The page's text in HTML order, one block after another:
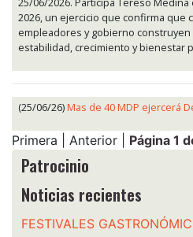
2026, un ejercicio que confirma que
empleadores y gobierno
estabilidad, crecimiento y bienestar
(25/06/26)Mas de 40 MDP ejercerá
Primera | Anterior | Página 1
Patrocinio
Noticias recientes
FESTIVALES